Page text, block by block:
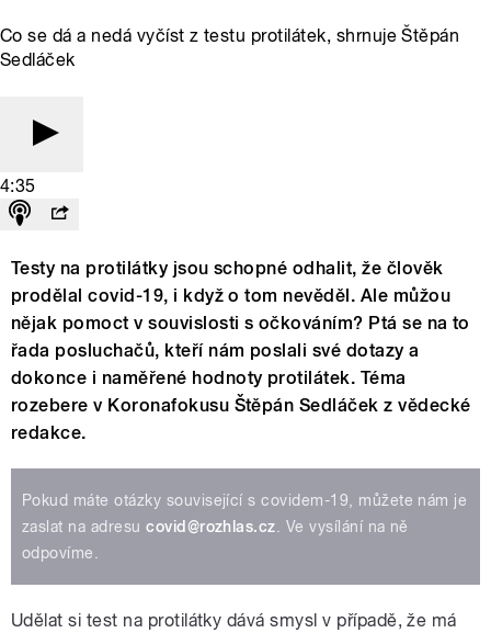
Co se dá a nedá vyčíst z testu protilátek, shrnuje Štěpán
Sedláček
4:35
Testy na protilátky jsou schopné odhalit, že člověk
prodělal covid-19, i když o tom nevěděl. Ale můžou
nějak pomoct v souvislosti s očkováním? Ptá se na to
řada posluchačů, kteří nám poslali své dotazy a
dokonce i naměřené hodnoty protilátek. Téma
rozebere v Koronafokusu Štěpán Sedláček z vědecké
redakce.
Pokud máte otázky související s covidem-19, můžete nám je
zaslat na adresucovid@rozhlas.cz. Ve vysílání na ně
odpovíme.
Udělat si test na protilátky dává smysl v případě, že má